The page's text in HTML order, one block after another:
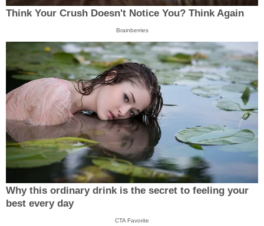
Think Your Crush Doesn't Notice You? Think Again
Brainberries
Why this ordinary drink is the secret to feeling your
best every day
CTA Favorite